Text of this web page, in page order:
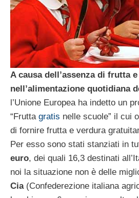
A causa dell’assenza di frutta
nell’alimentazione quotidiana
l’Unione Europea ha indetto un
“Fruttagratis nelle scuole” il cui
di fornire frutta e verdura
Per esso sono stati stanziati in
euro, dei quali 16,3 destinati
noi la situazione non è delle
Cia(Confederezione italiana